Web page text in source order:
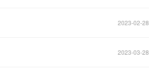
2023-02-28
2023-03-28